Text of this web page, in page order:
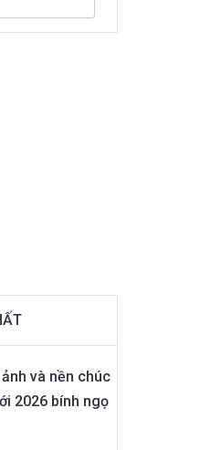
và nền chúc
2026 bính ngọ